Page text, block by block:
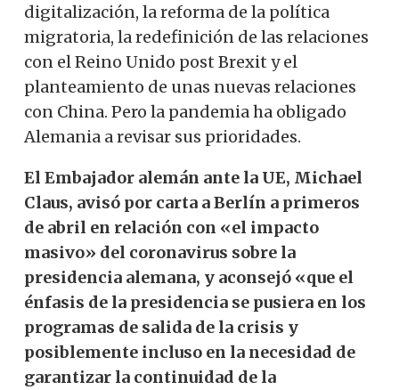
digitalización, la reforma de la política
migratoria, la redefinición de las relaciones
con el Reino Unido post Brexit y el
planteamiento de unas nuevas relaciones
con China. Pero la pandemia ha obligado
Alemania a revisar sus prioridades.
El Embajador alemán ante la UE, Michael
Claus, avisó por carta a Berlín a primeros
de abril en relación con «el impacto
masivo» del coronavirus sobre la
presidencia alemana, y aconsejó «que el
énfasis de la presidencia se pusiera en los
programas de salida de la crisis y
posiblemente incluso en la necesidad de
garantizar la continuidad de la